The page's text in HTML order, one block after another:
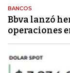
BANCOS
Bbva lanzó
operaciones